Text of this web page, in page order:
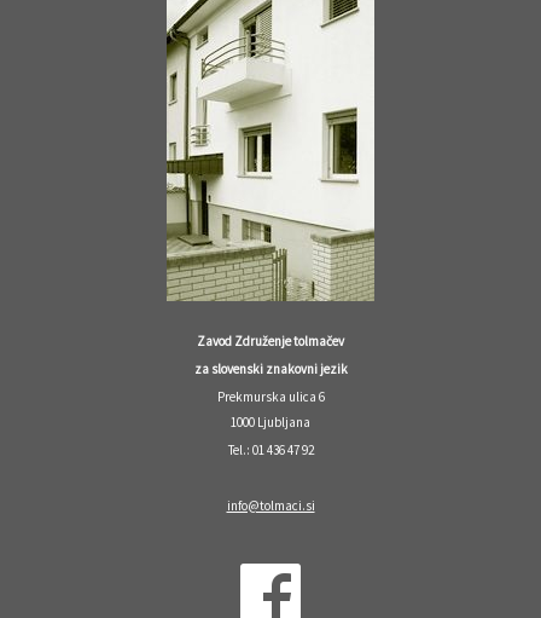
Zavod Združenje tolmačev
za slovenski znakovni jezik
Prekmurska ulica 6
1000 Ljubljana
Tel.: 01 436 47 92
info@tolmaci.si